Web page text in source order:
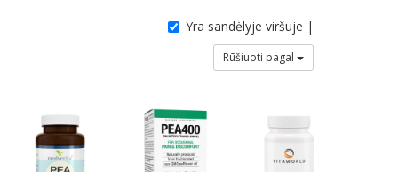
Yra sandėlyje viršuje |
Rūšiuoti pagal